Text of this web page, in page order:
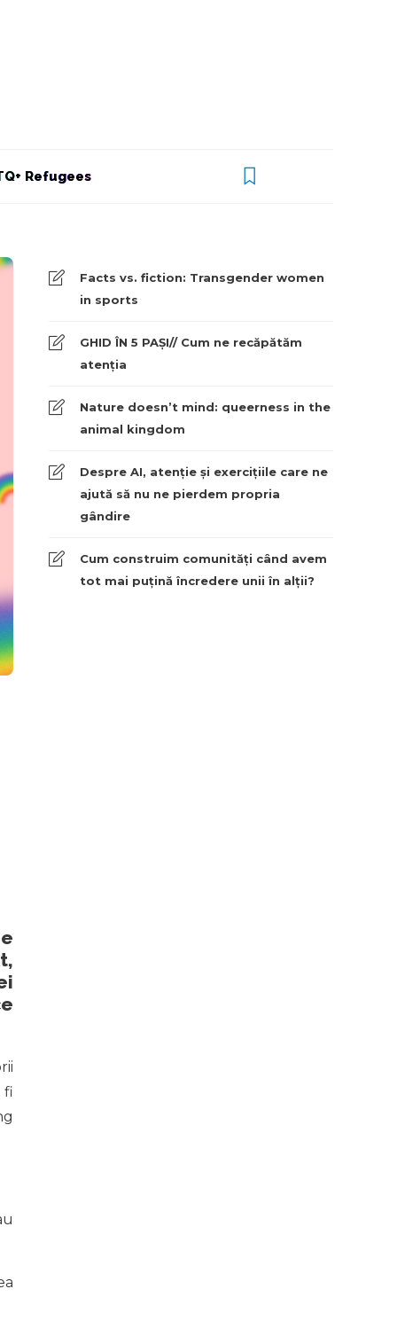
Refugees
fi
Facts vs. fiction: Transgender women
in sports
GHID ÎN 5 PAȘI// Cum ne recăpătăm
atenția
Nature doesn’t mind: queerness in the
animal kingdom
Despre AI, atenție și exercițiile care ne
ajută să nu ne pierdem propria
gândire
Cum construim comunități când avem
tot mai puțină încredere unii în alții?